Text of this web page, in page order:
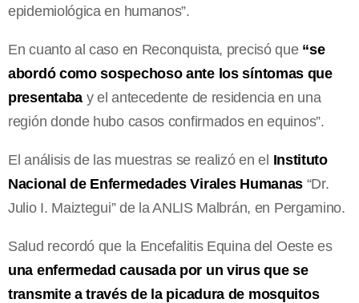
epidemiológica en humanos”.
En cuanto al caso en Reconquista, precisó que “se
abordó como sospechoso ante los síntomas que
presentaba y el antecedente de residencia en una
región donde hubo casos confirmados en equinos”.
El análisis de las muestras se realizó en el Instituto
Nacional de Enfermedades Virales Humanas “Dr.
Julio I. Maiztegui” de la ANLIS Malbrán, en Pergamino.
Salud recordó que la Encefalitis Equina del Oeste es
una enfermedad causada por un virus que se
transmite a través de la picadura de mosquitos